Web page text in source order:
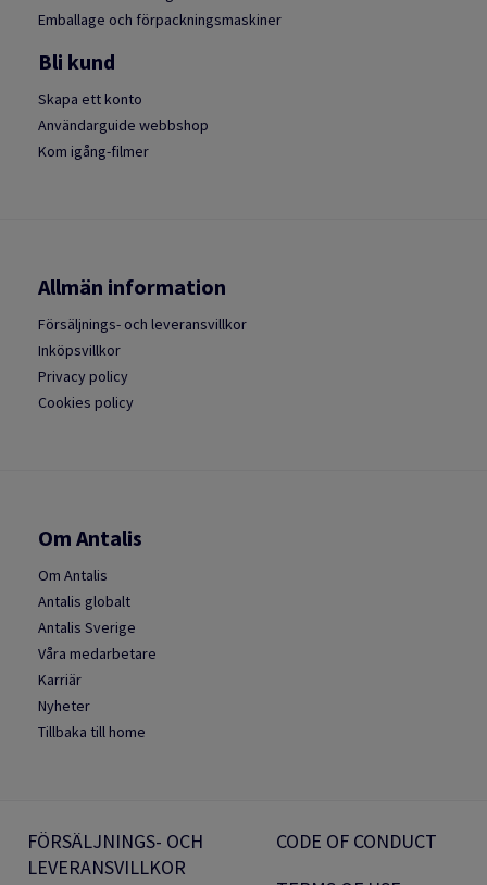
Emballage och förpackningsmaskiner
Bli kund
Skapa ett konto
Användarguide webbshop
Kom igång-filmer
Allmän information
Försäljnings- och leveransvillkor
Inköpsvillkor
Privacy policy
Cookies policy
Om Antalis
Om Antalis
Antalis globalt
Antalis Sverige
Våra medarbetare
Karriär
Nyheter
Tillbaka till home
FÖRSÄLJNINGS- OCH
LEVERANSVILLKOR
CODE OF CONDUCT